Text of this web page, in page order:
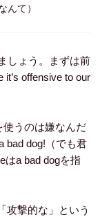
んて）
しょう。まずは前
it’s offensive to our
使うのは嫌なんだ
bad dog!（でも君
はa bad dogを指
攻撃的な」という